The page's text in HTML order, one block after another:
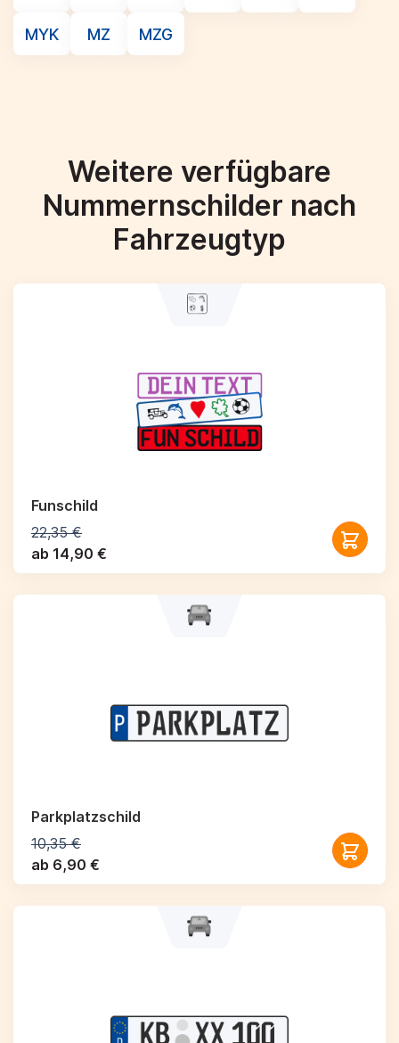
MYK MZ MZG
Weitere verfügbare
Nummernschilder nach
Fahrzeugtyp
Funschild
22,35 €
ab 14,90 €
Parkplatzschild
10,35 €
ab 6,90 €